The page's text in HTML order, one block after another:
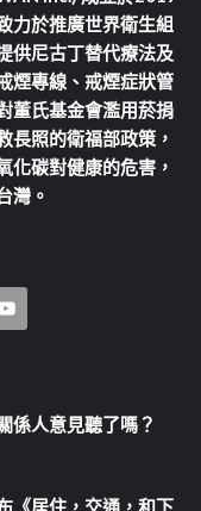
力於推廣世界衛生組
供尼古丁替代療法及
煙專線、戒煙症狀管
董氏基金會濫用菸捐
長照的衛福部政策，
化碳對健康的危害，
灣。
人意見聽了嗎？
《居住，交通，和下